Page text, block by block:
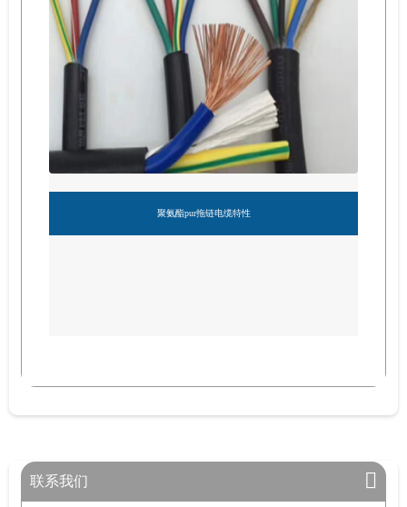
聚氨酯pur拖链电缆特性
联系我们